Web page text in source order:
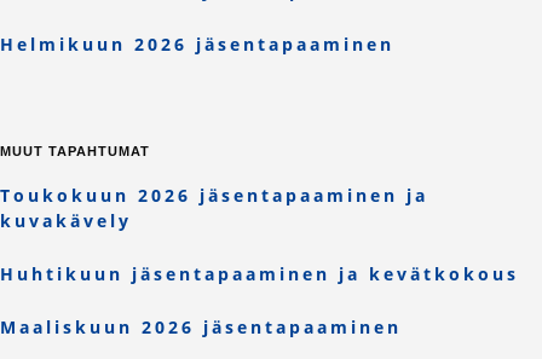
Helmikuun 2026 jäsentapaaminen
MUUT TAPAHTUMAT
Toukokuun 2026 jäsentapaaminen ja
kuvakävely
Huhtikuun jäsentapaaminen ja kevätkokous
Maaliskuun 2026 jäsentapaaminen